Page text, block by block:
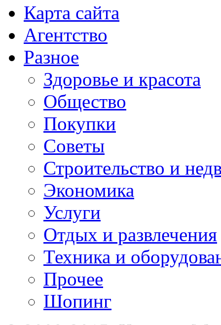
Карта сайта
Агентство
Разное
Здоровье и красота
Общество
Покупки
Советы
Строительство и
Экономика
Услуги
Отдых и развлечения
Техника и
Прочее
Шопинг